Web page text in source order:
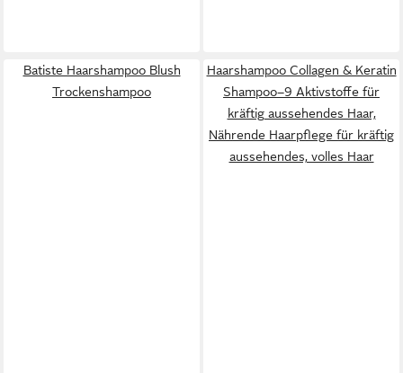
Batiste Haarshampoo Blush
Trockenshampoo
Haarshampoo Collagen & Keratin
Shampoo–9 Aktivstoffe für
kräftig aussehendes Haar,
Nährende Haarpflege für kräftig
aussehendes, volles Haar